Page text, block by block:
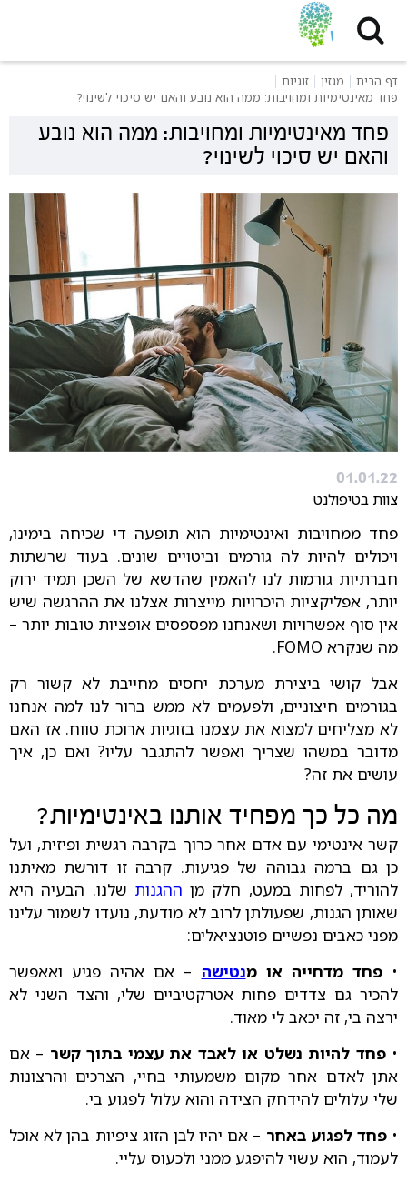
דף הבית מגזין
זוגיות
פחד מאינטימיות ומחויבות: ממה הוא נובע והאם יש סיכוי לשינוי?
פחד מאינטימיות ומחויבות: ממה הוא נובע
והאם יש סיכוי לשינוי?
01.01.22
צוות בטיפולנט
פחד ממחויבות ואינטימיות הוא תופעה די שכיחה בימינו,
ויכולים להיות לה גורמים וביטויים שונים. בעוד שרשתות
חברתיות גורמות לנו להאמין שהדשא של השכן תמיד ירוק
יותר, אפליקציות היכרויות מייצרות אצלנו את ההרגשה שיש
אין סוף אפשרויות ושאנחנו מפספסים אופציות טובות יותר –
מה שנקרא FOMO.
אבל קושי ביצירת מערכת יחסים מחייבת לא קשור רק
בגורמים חיצוניים, ולפעמים לא ממש ברור לנו למה אנחנו
לא מצליחים למצוא את עצמנו בזוגיות ארוכת טווח. אז האם
מדובר במשהו שצריך ואפשר להתגבר עליו? ואם כן, איך
עושים את זה?
מה כל כך מפחיד אותנו באינטימיות?
קשר אינטימי עם אדם אחר כרוך בקרבה רגשית ופיזית, ועל
כן גם ברמה גבוהה של פגיעות. קרבה זו דורשת מאיתנו
להוריד, לפחות במעט, חלק מן ההגנות שלנו. הבעיה היא
שאותן הגנות, שפעולתן לרוב לא מודעת, נועדו לשמור עלינו
מפני כאבים נפשיים פוטנציאלים:
•פחד מדחייה או מנטישה – אם אהיה פגיע ואאפשר
להכיר גם צדדים פחות אטרקטיביים שלי, והצד השני לא
ירצה בי, זה יכאב לי מאוד.
•פחד להיות נשלט או לאבד את עצמי בתוך קשר – אם
אתן לאדם אחר מקום משמעותי בחיי, הצרכים והרצונות
שלי עלולים להידחק הצידה והוא עלול לפגוע בי.
•פחד לפגוע באחר – אם יהיו לבן הזוג ציפיות בהן לא אוכל
לעמוד, הוא עשוי להיפגע ממני ולכעוס עליי.